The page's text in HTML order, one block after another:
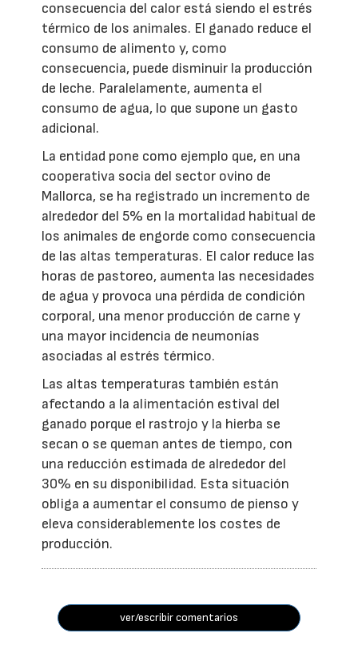
consecuencia del calor está siendo el estrés
térmico de los animales. El ganado reduce el
consumo de alimento y, como
consecuencia, puede disminuir la producción
de leche. Paralelamente, aumenta el
consumo de agua, lo que supone un gasto
adicional.
La entidad pone como ejemplo que, en una
cooperativa socia del sector ovino de
Mallorca, se ha registrado un incremento de
alrededor del 5% en la mortalidad habitual de
los animales de engorde como consecuencia
de las altas temperaturas. El calor reduce las
horas de pastoreo, aumenta las necesidades
de agua y provoca una pérdida de condición
corporal, una menor producción de carne y
una mayor incidencia de neumonías
asociadas al estrés térmico.
Las altas temperaturas también están
afectando a la alimentación estival del
ganado porque el rastrojo y la hierba se
secan o se queman antes de tiempo, con
una reducción estimada de alrededor del
30% en su disponibilidad. Esta situación
obliga a aumentar el consumo de pienso y
eleva considerablemente los costes de
producción.
ver/escribir comentarios